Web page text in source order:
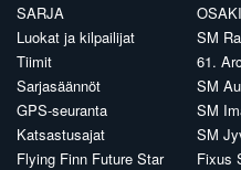
SARJA
Luokat ja kilpailijat
Tiimit
Sarjasäännöt
GPS-seuranta
Katsastusajat
Flying Finn Future Star
SM
61.
SM
SM
SM
Fixus